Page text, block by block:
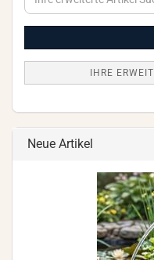
erweiterte
IHRE
Neue Artikel